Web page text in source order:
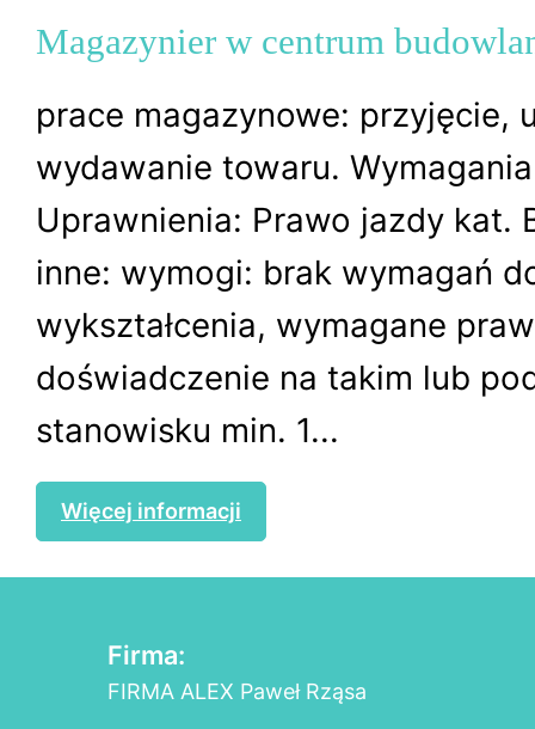
Magazynier w centrum
prace magazynowe: przyjęcie,
wydawanie towaru.
Uprawnienia: Prawo jazdy kat.
inne: wymogi: brak wymagań
wykształcenia, wymagane
doświadczenie na takim lub
stanowisku min. 1...
Więcej informacji
Firma:
FIRMA ALEX Paweł Rząsa